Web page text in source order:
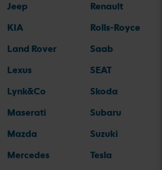
Jeep
KIA
Land Rover
Lexus
Lynk&Co
Maserati
Mazda
Mercedes
Renault
Rolls-Royce
Saab
SEAT
Skoda
Subaru
Suzuki
Tesla